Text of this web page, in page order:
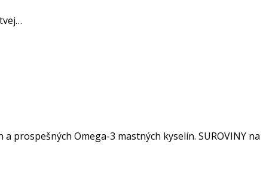
prospešných Omega-3 mastných kyselín. SUROVINY na